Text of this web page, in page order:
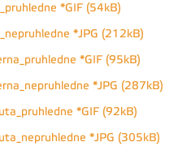
*GIF (54kB)
*JPG (212kB)
*GIF (95kB)
*JPG (287kB)
*GIF (92kB)
*JPG (305kB)